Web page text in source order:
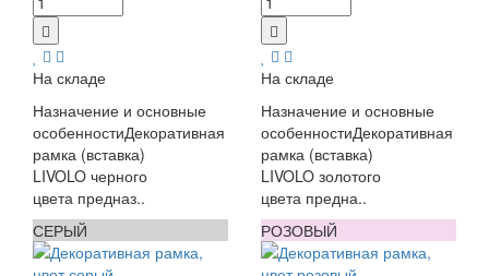
На складе
Назначение и основные
особенностиДекоративная
рамка (вставка)
LIVOLO черного
цвета предназ..
На складе
Назначение и основные
особенностиДекоративная
рамка (вставка)
LIVOLO золотого
цвета предна..
СЕРЫЙ
РОЗОВЫЙ